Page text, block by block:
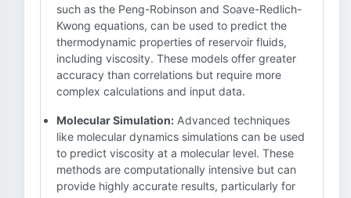
such as the Peng-Robinson and Soave-Redlich-
Kwong equations, can be used to predict the
thermodynamic properties of reservoir fluids,
including viscosity. These models offer greater
accuracy than correlations but require more
complex calculations and input data.
Molecular Simulation: Advanced techniques
like molecular dynamics simulations can be used
to predict viscosity at a molecular level. These
methods are computationally intensive but can
provide highly accurate results, particularly for